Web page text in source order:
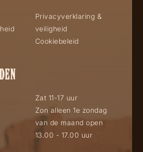
Privacyverklaring &
veiligheid
Cookiebeleid
Zat 11-17 uur
Zon alleen 1e zondag
van de maand open
13.00 - 17.00 uur